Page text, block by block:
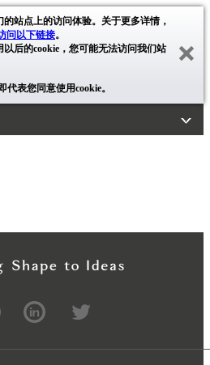
站点上的访问体验。关于更多详情，
问以下链接。
后的cookie，您可能无法访问我们站
表您同意使用cookie。